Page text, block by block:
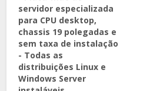
servidor especializada
para CPU desktop,
chassis 19 polegadas e
sem taxa de instalação
- Todas as
distribuições Linux e
Windows Server